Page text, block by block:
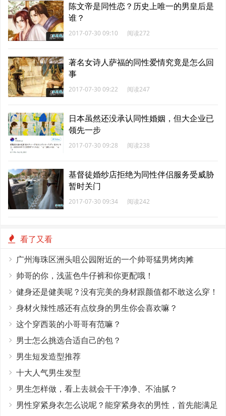
陈文帝是同性恋？历史上唯一的男皇后是
谁？
2017-07-30 09:10 阅读272
著名女诗人萨福的同性爱情究竟是怎么回
事
2017-07-30 09:22 阅读247
日本虽然还没承认同性婚姻，但大企业已
领先一步
2017-07-30 09:28 阅读238
基督徒婚纱店拒绝为同性伴侣服务受威胁
暂时关门
2017-07-30 09:34 阅读242
看了又看
广州海珠区洲头咀公园附近的一个帅哥猛男烤肉摊
帅哥的你，浅蓝色牛仔裤和你更配哦！
健身还是健美呢？没有完美的身材跟颜值都不敢这么穿！
身材火辣性感还有点纹身的男生你会喜欢嘛？
这个穿西装的小哥哥有范嘛？
男士怎么挑选合适自己的包？
男生短发造型推荐
十大人气男生发型
男生怎样做，看上去就会干干净净、不油腻？
男性穿紧身衣怎么说呢？能穿紧身衣的男性，首先能满足